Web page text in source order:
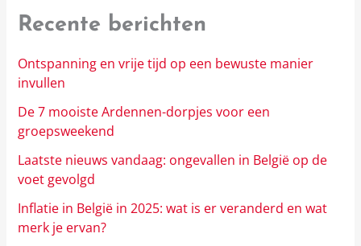
Recente berichten
Ontspanning en vrije tijd op een bewuste manier
invullen
De 7 mooiste Ardennen-dorpjes voor een
groepsweekend
Laatste nieuws vandaag: ongevallen in België op de
voet gevolgd
Inflatie in België in 2025: wat is er veranderd en wat
merk je ervan?